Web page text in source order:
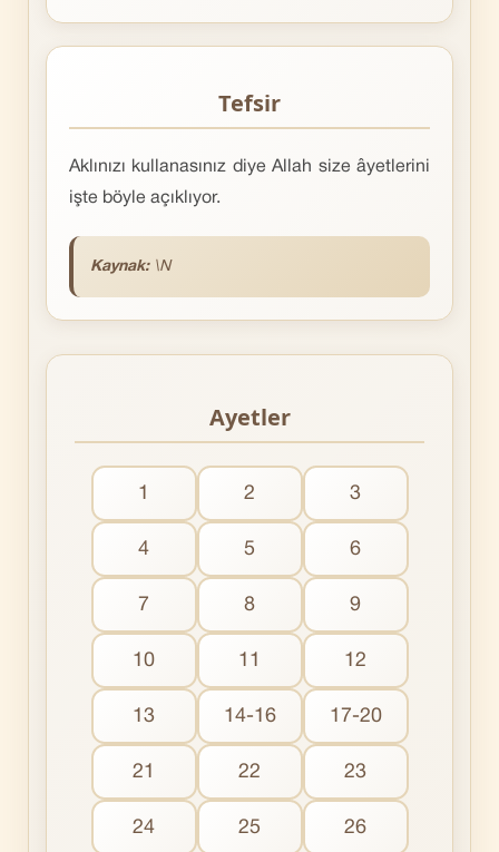
Tefsir
Aklınızı kullanasınız diye Allah size âyetlerini
işte böyle açıklıyor.
Kaynak: \N
Ayetler
1 2 3
4 5 6
7 8 9
10 11 12
13 14-16 17-20
21 22 23
24 25 26